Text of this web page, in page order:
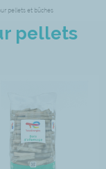
pellets et bûches
pellets